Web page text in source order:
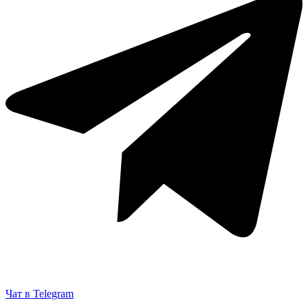
Чат в Telegram